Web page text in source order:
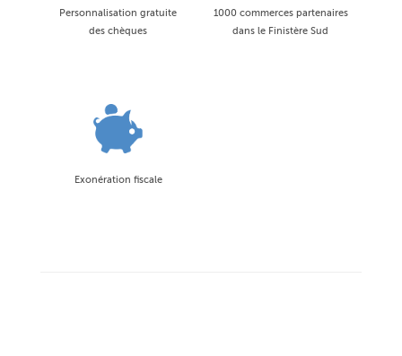
Personnalisation gratuite
des chèques
1000 commerces partenaires
dans le Finistère Sud
Exonération fiscale